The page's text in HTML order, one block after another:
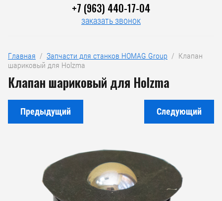
+7 (963) 440-17-04
заказать звонок
Главная
  /
Запчасти для станков HOMAG Group
  /  Клапан
шариковый для Holzma
Клапан шариковый для Holzma
Предыдущий Следующий